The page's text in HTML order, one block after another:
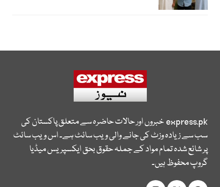
express.pkخبروں اور حالات حاضرہ سے متعلق پاکستان کی
سب سے زیادہ وزٹ کی جانے والی ویب سائٹ ہے۔ اس ویب سائٹ
پر شائع شدہ تمام مواد کے جملہ حقوق بحق ایکسپریس میڈیا
گروپ محفوظ ہیں۔